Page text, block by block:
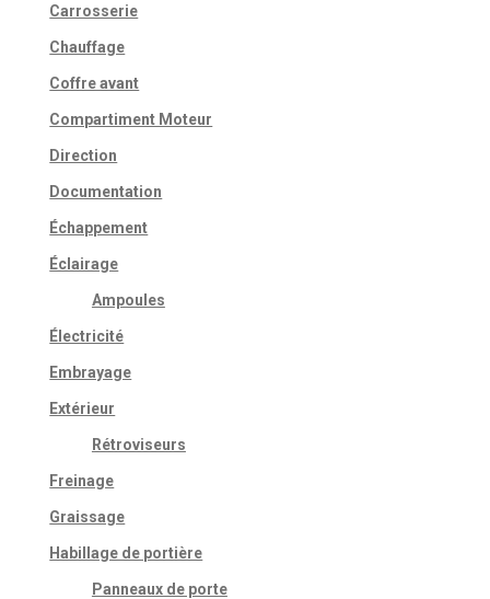
Carrosserie
Chauffage
Coffre avant
Compartiment Moteur
Direction
Documentation
Échappement
Éclairage
Ampoules
Électricité
Embrayage
Extérieur
Rétroviseurs
Freinage
Graissage
Habillage de portière
Panneaux de porte